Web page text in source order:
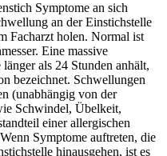
Symptome an sich
an der Einstichstelle
Facharzt holen. Normal ist
Eine massive
als 24 Stunden anhält,
bezeichnet. Schwellungen
(unabhängig von der
Schwindel, Übelkeit,
einer allergischen
Symptome auftreten, die
hinausgehen, ist es